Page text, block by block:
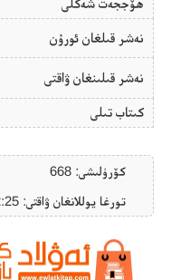
نەشر قىلغان ئورۇن
نەشر قىلىنغان ۋاقتى
كىتاب تىلى
كۆرۈلىشى: 668
تورغا يوللانغان ۋاقتى: ‎2018-01-21 22:25